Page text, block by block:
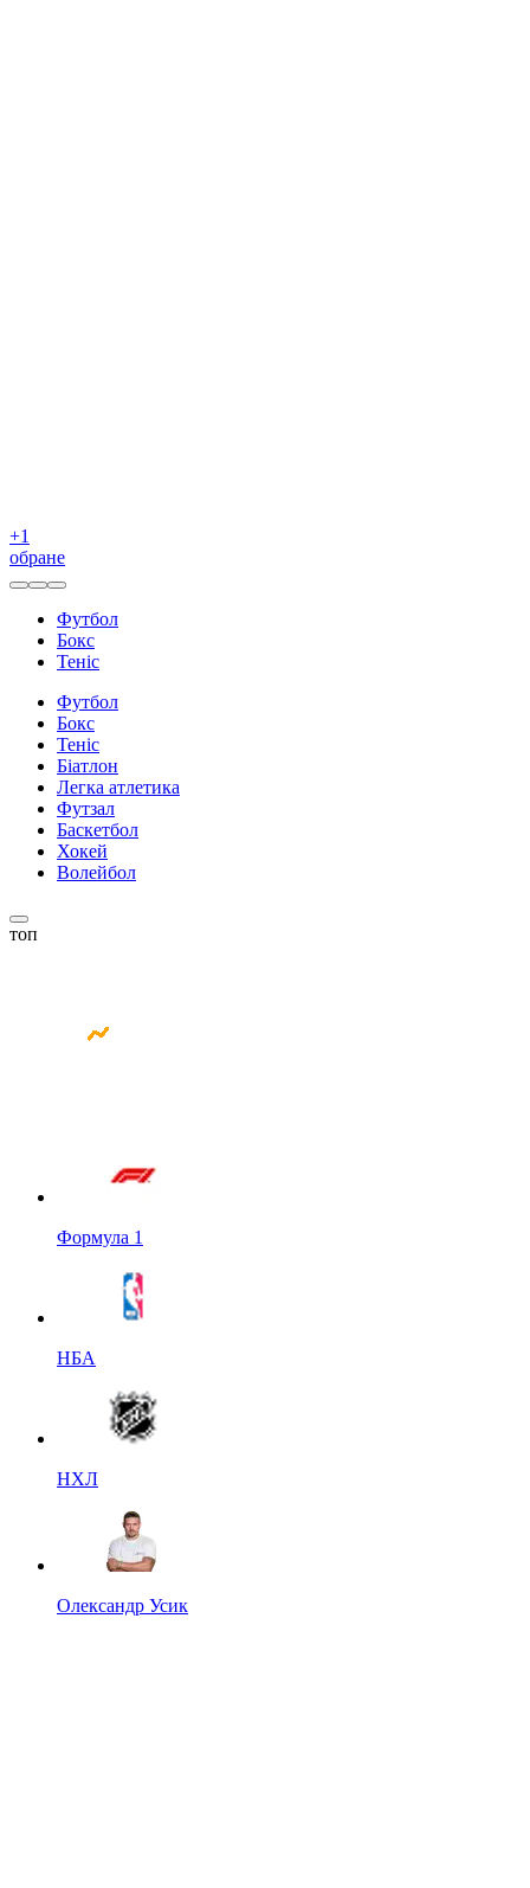
+1
обране
Футбол
Бокс
Теніс
Футбол
Бокс
Теніс
Біатлон
Легка атлетика
Футзал
Баскетбол
Хокей
Волейбол
топ
Формула 1
НБА
НХЛ
Олександр Усик